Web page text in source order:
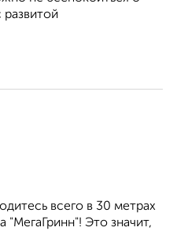
развитой
всего в 30 метрах
"МегаГринн"! Это значит,